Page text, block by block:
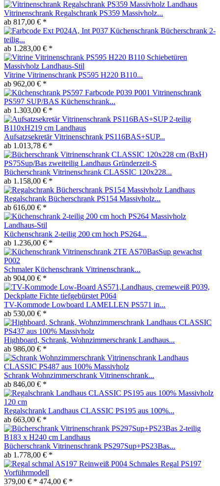
Vitrinenschrank Regalschrank PS359 Massivholz...
ab 817,00 € *
Küchenschrank Bücherschrank 2-
teilig...
ab 1.283,00 € *
Vitrine Vitrinenschrank PS595 H220 B110...
ab 962,00 € *
Vitrinenschrank
PS597 SUP/BAS Küchenschrank...
ab 1.303,00 € *
Aufsatzsekretär Vitrinenschrank PS116BAS+SUP...
ab 1.013,78 € *
Bücherschrank Vitrinenschrank CLASSIC 120x228...
ab 1.158,00 € *
Regalschrank Bücherschrank PS154 Massivholz...
ab 616,00 € *
Küchenschrank 2-teilig 200 cm hoch PS264...
ab 1.236,00 € *
Schmaler Küchenschrank Vitrinenschrank...
ab 904,00 € *
TV-Kommode Lowboard LAMELLEN PS571 in...
ab 530,00 € *
Highboard, Schrank, Wohnzimmerschrank Landhaus...
ab 986,00 € *
Schrank Wohnzimmerschrank Vitrinenschrank...
ab 846,00 € *
Regalschrank Landhaus CLASSIC PS195 aus 100%...
ab 663,00 € *
Bücherschrank Vitrinenschrank PS297Sup+PS23Bas...
ab 1.778,00 € *
Schmales Regal PS197
Vorführmodell
379,00 € * 474,00 € *